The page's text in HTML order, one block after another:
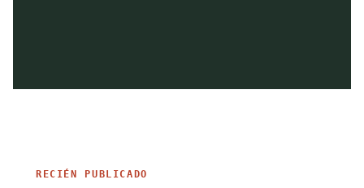
RECIÉN PUBLICADO